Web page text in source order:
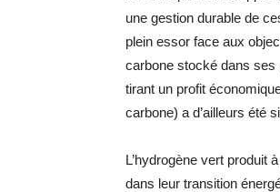
une gestion durable de
plein essor face aux
carbone stocké dans ses
tirant un profit
carbone) a d’ailleurs été
L’hydrogène vert produit
dans leur transition